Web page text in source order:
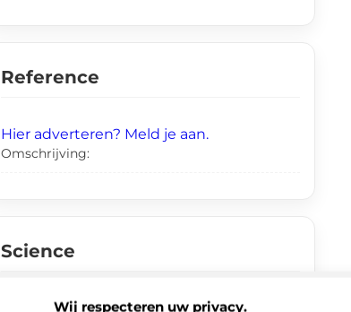
Wij respecteren uw privacy.
Reference
Hier adverteren? Meld je aan.
Omschrijving:
Science
Hier adverteren? Meld je aan.